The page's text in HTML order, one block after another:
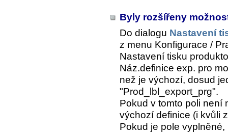
Byly rozšířeny
Do dialogu Nastavení
z menu Konfigurace /
Nastavení tisku
Náz.definice exp. pro
než je výchozí, dosud
"Prod_lbl_export_prg".
Pokud v tomto poli není
výchozí definice (i kvůli
Pokud je pole